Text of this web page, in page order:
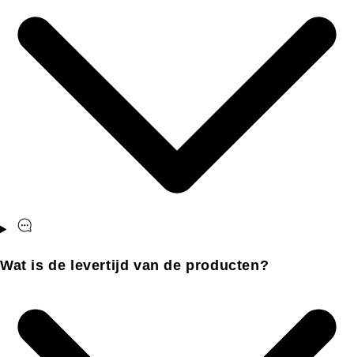
Wat is de levertijd van de producten?